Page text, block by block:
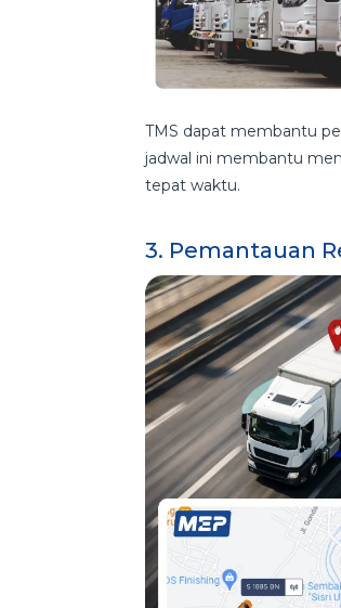
TMS dapat membantu
jadwal ini membantu
tepat waktu.
3. Pemantauan